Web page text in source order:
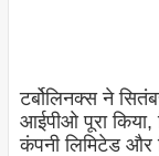
टर्बोलिनक्स ने
आईपीओ पूरा किया,
कंपनी लिमिटेड और